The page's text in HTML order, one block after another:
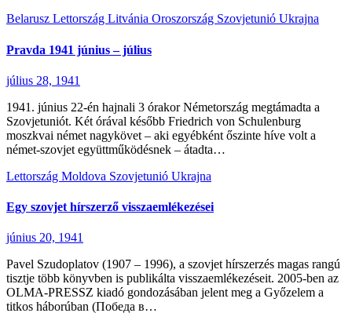
Belarusz Lettország Litvánia Oroszország Szovjetunió Ukrajna
Pravda 1941 június – július
július 28, 1941
1941. június 22-én hajnali 3 órakor Németország megtámadta a
Szovjetuniót. Két órával később Friedrich von Schulenburg
moszkvai német nagykövet – aki egyébként őszinte híve volt a
német-szovjet együttműködésnek – átadta…
Lettország Moldova Szovjetunió Ukrajna
Egy szovjet hírszerző visszaemlékezései
június 20, 1941
Pavel Szudoplatov (1907 – 1996), a szovjet hírszerzés magas rangú
tisztje több könyvben is publikálta visszaemlékezéseit. 2005-ben az
OLMA-PRESSZ kiadó gondozásában jelent meg a Győzelem a
titkos háborúban (Победа в…